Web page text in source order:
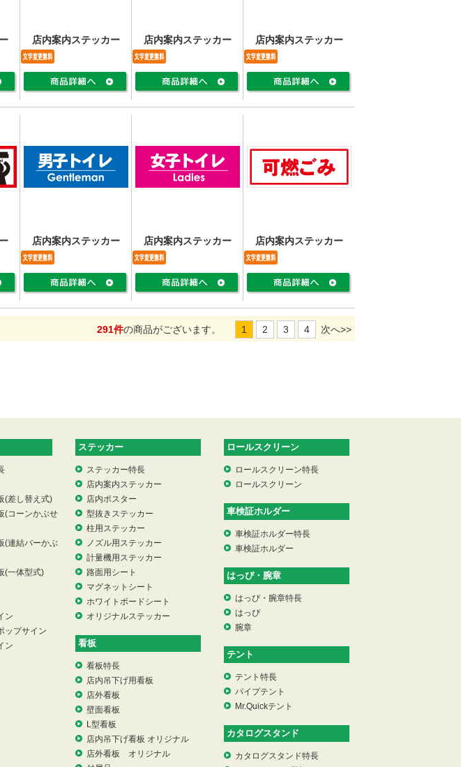
店内案内ステッカー 店内案内ステッカー 店内案内ステッカー
店内案内ステッカー 店内案内ステッカー 店内案内ステッカー
1 2 3 4 次へ>>
291件の商品がございます。
(差し替え式)
(コーンかぶせ
(連結バーかぶ
(一体型式)
ン
ップサイン
ン
ステッカー
ステッカー特長
店内案内ステッカー
店内ポスター
型抜きステッカー
柱用ステッカー
ノズル用ステッカー
計量機用ステッカー
路面用シート
マグネットシート
ホワイトボードシート
オリジナルステッカー
看板
看板特長
店内吊下げ用看板
店外看板
壁面看板
L型看板
店内吊下げ看板 オリジナル
店外看板 オリジナル
ロールスクリーン
ロールスクリーン特長
ロールスクリーン
車検証ホルダー
車検証ホルダー特長
車検証ホルダー
はっぴ・腕章
はっぴ・腕章特長
はっぴ
腕章
テント
テント特長
パイプテント
Mr.Quickテント
カタログスタンド
カタログスタンド特長